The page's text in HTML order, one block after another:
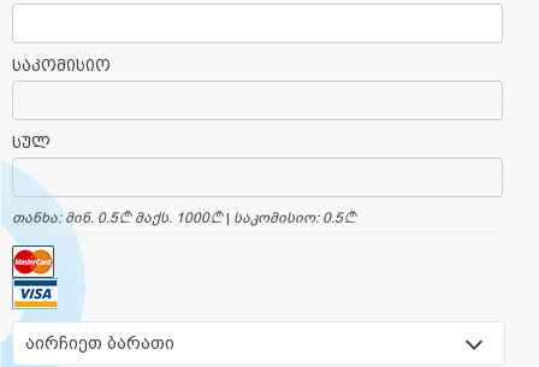
საკომისიო
სულ
თანხა: მინ. 0.5aმაქს. 1000a | საკომისიო: 0.5a
აირჩიეთ ბარათი